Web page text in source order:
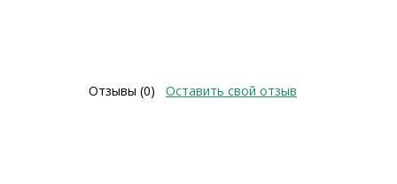
Отзывы (0) Оставить свой отзыв